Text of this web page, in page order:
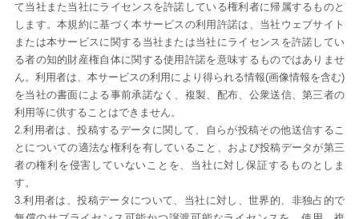
て当社また当社にライセンスを許諾している権利者に帰属するものと
します。本規約に基づく本サービスの利用許諾は、当社ウェブサイト
または本サービスに関する当社または当社にライセンスを許諾してい
る者の知的財産権自体に関する使用許諾を意味するものではありませ
ん。利用者は、本サービスの利用により得られる情報(画像情報を含む)
を当社の書面による事前承諾なく、複製、配布、公衆送信、第三者の
利用等に供することはできません。
2.利用者は、投稿するデータに関して、自らが投稿その他送信するこ
とについての適法な権利を有していること、および投稿データが第三
者の権利を侵害していないことを、当社に対し保証するものとしま
す。
3.利用者は、投稿データについて、当社に対し、世界的、非独占的で